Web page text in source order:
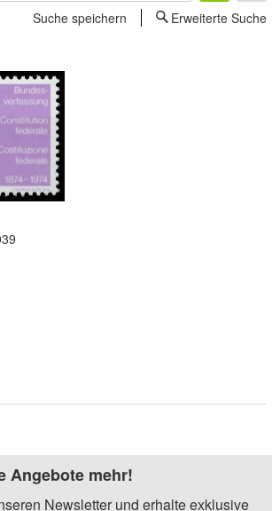
Suche speichern
Erweiterte Suche
Angebote mehr!
Newsletter und erhalte exklusive